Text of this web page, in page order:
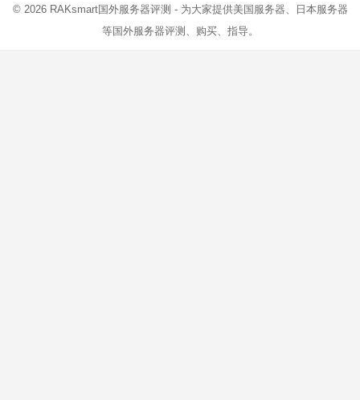
© 2026 RAKsmart国外服务器评测 - 为大家提供美国服务器、日本服务器
等国外服务器评测、购买、指导。